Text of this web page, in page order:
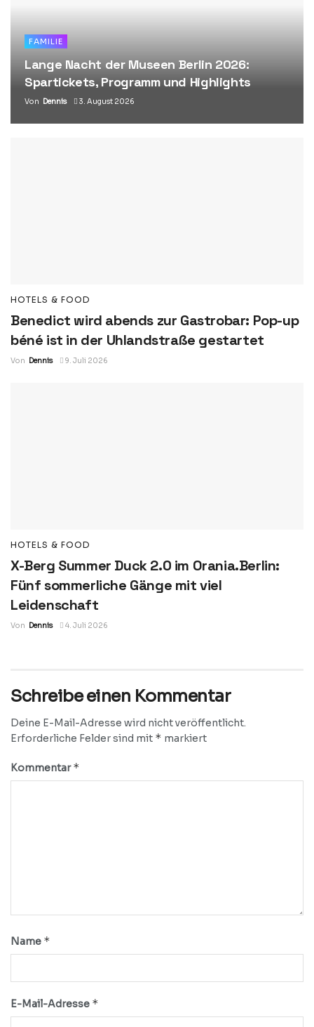
FAMILIE
Lange Nacht der Museen Berlin 2026:
Spartickets, Programm und Highlights
Von Dennis 3. August 2026
HOTELS & FOOD
Benedict wird abends zur Gastrobar: Pop-up
béné ist in der Uhlandstraße gestartet
Von Dennis 9. Juli 2026
HOTELS & FOOD
X-Berg Summer Duck 2.0 im Orania.Berlin:
Fünf sommerliche Gänge mit viel
Leidenschaft
Von Dennis 4. Juli 2026
Schreibe einen Kommentar
Deine E-Mail-Adresse wird nicht veröffentlicht.
Erforderliche Felder sind mit * markiert
Kommentar*
Name *
E-Mail-Adresse *